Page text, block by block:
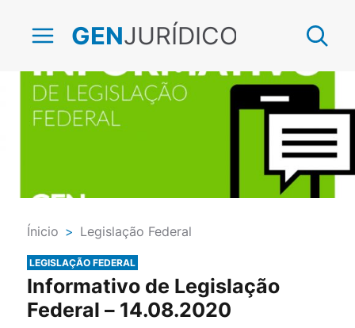
GENJURÍDICO
Ínicio > Legislação Federal
LEGISLAÇÃO FEDERAL
Informativo de Legislação
Federal – 14.08.2020